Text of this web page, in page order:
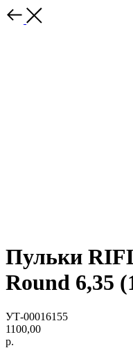
Пульки
Round 6,35
УТ-00016155
1100,00
р.